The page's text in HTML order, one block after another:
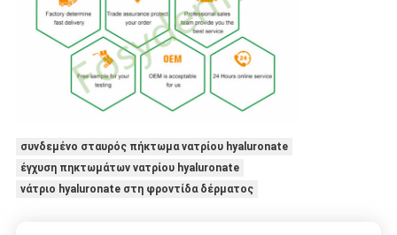
συνδεμένο σταυρός πήκτωμα νατρίου hyaluronate
έγχυση πηκτωμάτων νατρίου hyaluronate
νάτριο hyaluronate στη φροντίδα δέρματος